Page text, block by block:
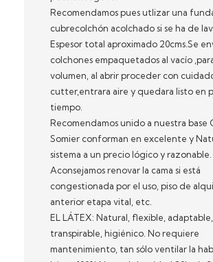
Recomendamos pues utlizar una
cubrecolchón acolchado si se ha de
Espesor total aproximado 20cms.Se
colchones empaquetados al vacío
volumen, al abrir proceder con
cutter,entrara aire y quedara listo en
tiempo.
Recomendamos unido a nuestra base
Somier conforman en excelente y
sistema a un precio lógico y razonable.
Aconsejamos renovar la cama si está
congestionada por el uso, piso de
anterior etapa vital, etc.
EL LÁTEX: Natural, flexible, adaptable,
transpirable, higiénico. No requiere
mantenimiento, tan sólo ventilar la